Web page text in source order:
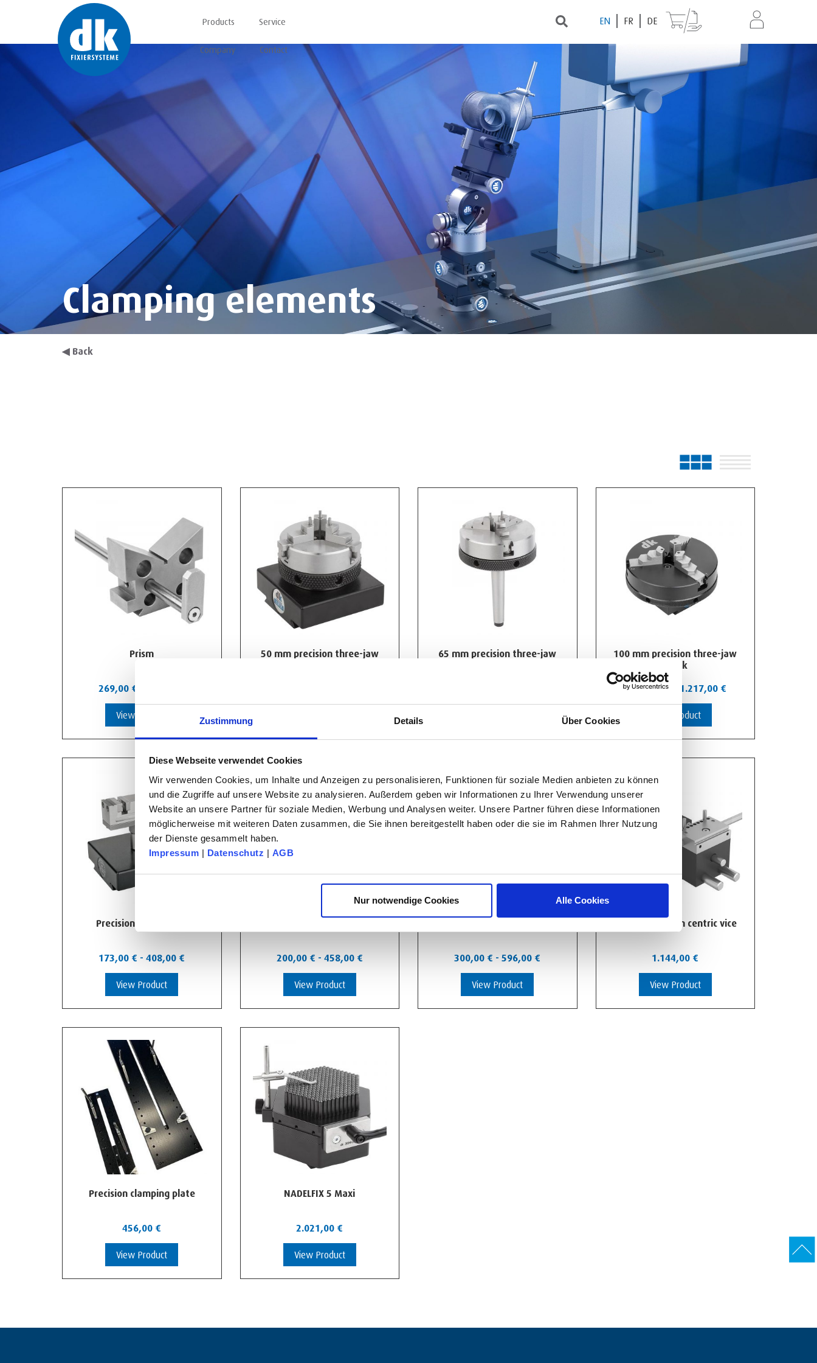
Zustimmung Details Über Cookies
Diese Webseite verwendet Cookies
Wir verwenden Cookies, um Inhalte und Anzeigen zu personalisieren, Funktionen für soziale Medien anbieten zu können
und die Zugriffe auf unsere Website zu analysieren. Außerdem geben wir Informationen zu Ihrer Verwendung unserer
Website an unsere Partner für soziale Medien, Werbung und Analysen weiter. Unsere Partner führen diese Informationen
möglicherweise mit weiteren Daten zusammen, die Sie ihnen bereitgestellt haben oder die sie im Rahmen Ihrer Nutzung
der Dienste gesammelt haben.
Impressum | Datenschutz | AGB
Nur notwendige Cookies Alle Cookies
Products
Service
Company
Contact
EN FR DE
Clamping elements
◀ Back
Prism
269,00 €
View Product
50 mm precision three-jaw 65 mm precision three-jaw 100 mm precision three-jaw
chuck
1.159,00€ 1.217,00 €
View Product
Precision 15 mm vice
173,00 € -408,00 €
View Product
Precision 25 mm vice
200,00 € - 458,00 €
View Product
Precision 35 mm vice
300,00 € -596,00 €
View Product
50 mm precision centric vice
1.144,00 €
View Product
Precision clamping plate
456,00 €
View Product
NADELFIX 5 Maxi
2.021,00 €
View Product